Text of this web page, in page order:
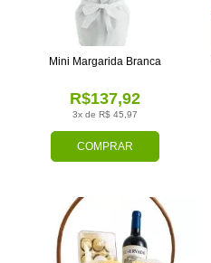
COMPRAR
3x de R$ 45,97
R$137,92
Mini Margarida Branca